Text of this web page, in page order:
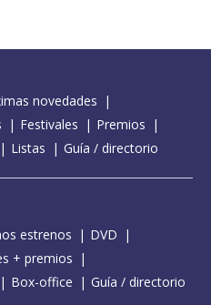
novedades
Festivales
Premios
Listas Guía / directorio
estrenos
DVD
+ premios
Box-office Guía / directorio